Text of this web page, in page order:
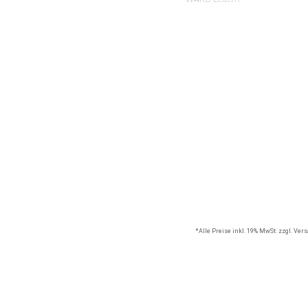
*Alle Preise inkl. 19% MwSt. zzgl.